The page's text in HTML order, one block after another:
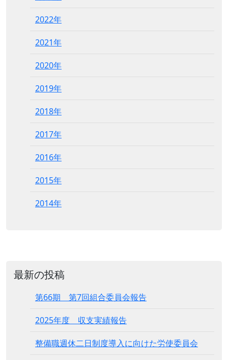
2022年
2021年
2020年
2019年
2018年
2017年
2016年
2015年
2014年
最新の投稿
第66期 第7回組合委員会報告
2025年度 収支実績報告
整備職週休二日制度導入に向けた労使委員会